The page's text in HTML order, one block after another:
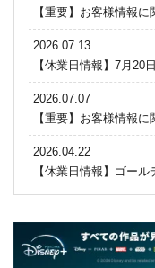
【重要】お客様情報に
2026.07.13
【休業日情報】7月20
2026.07.07
【重要】お客様情報
2026.04.22
【休業日情報】ゴー